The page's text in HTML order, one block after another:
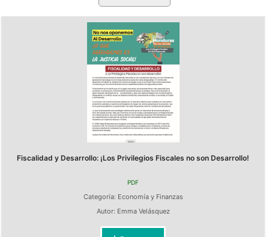
Fiscalidad y Desarrollo: ¡Los Privilegios Fiscales no son Desarrollo!
PDF
Categoría: Economía y Finanzas
Autor: Emma Velásquez